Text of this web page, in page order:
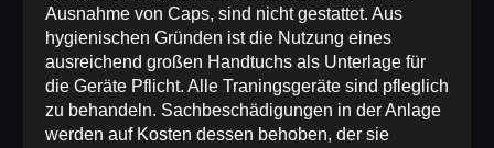
Ausnahme von Caps, sind nicht gestattet. Aus
hygienischen Gründen ist die Nutzung eines
ausreichend großen Handtuchs als Unterlage für
die Geräte Pflicht. Alle Traningsgeräte sind pfleglich
zu behandeln. Sachbeschädigungen in der Anlage
werden auf Kosten dessen behoben, der sie